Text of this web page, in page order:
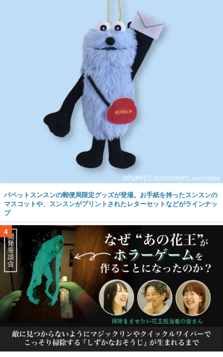
パペットスンスンの郵便局限定グッズが登場。お手紙を持ったスンスンの
マスコットや、スンスンがプリントされたレターセットなどがラインナッ
プ
4